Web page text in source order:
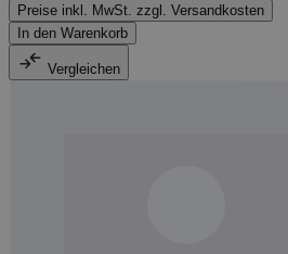
Preise inkl. MwSt. zzgl. Versandkosten
In den Warenkorb
Vergleichen